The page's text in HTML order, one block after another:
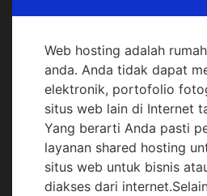
Web hosting adalah
anda. Anda tidak dapat
elektronik, portofolio
situs web lain di Internet
Yang berarti Anda pasti
layanan shared hosting
situs web untuk bisnis
diakses dari